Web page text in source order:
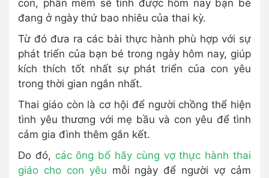
con, phần mềm sẽ tính được hôm nay bạn bé
đang ở ngày thứ bao nhiêu của thai kỳ.
Từ đó đưa ra các bài thực hành phù hợp với sự
phát triển của bạn bé trong ngày hôm nay, giúp
kích thích tốt nhất sự phát triển của con yêu
trong thời gian ngắn nhất.
Thai giáo còn là cơ hội để người chồng thể hiện
tình yêu thương với mẹ bầu và con yêu để tình
cảm gia đình thêm gắn kết.
Do đó, các ông bố hãy cùng vợ thực hành thai
giáo cho con yêu mỗi ngày để người vợ cảm